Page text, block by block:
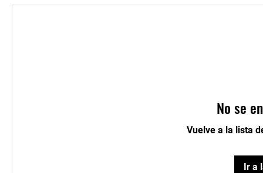
No se
Vuelve a la lista
Ir a